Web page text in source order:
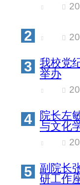
2
3
我校党
举办
4
院长左
与文化
5
副院长
研工作